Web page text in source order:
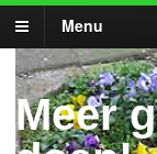
Menu
Meer